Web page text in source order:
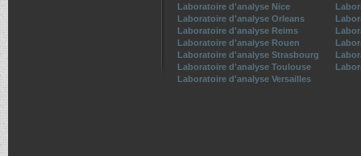
Laboratoire d'analyse Nice
Laboratoire d'analyse Orleans
Laboratoire d'analyse Reims
Laboratoire d'analyse Rouen
Laboratoire d'analyse Strasbourg
Laboratoire d'analyse Toulouse
Laboratoire d'analyse Versailles